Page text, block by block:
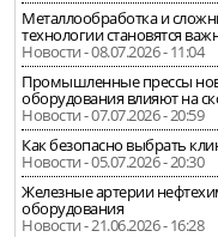
Металлообработка и
технологии становятся
Новости - 08.07.2026 - 11:04
Промышленные прессы
оборудования влияют на
Новости - 07.07.2026 - 20:59
Как безопасно выбрать
Новости - 05.07.2026 - 20:30
Железные артерии
оборудования
Новости - 21.06.2026 - 16:28